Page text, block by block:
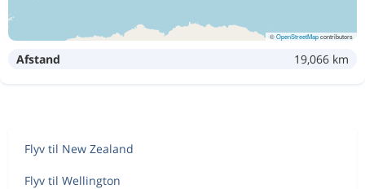
©OpenStreetMapcontributors
Afstand 19,066 km
Flyv til New Zealand
Flyv til Wellington